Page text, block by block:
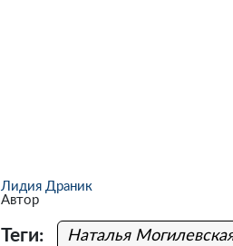
Лидия Драник
Автор
Теги: Наталья